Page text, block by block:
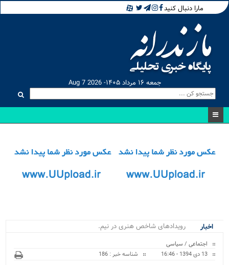
مارا دنبال کنید
جمعه ۱۶ مرداد ۱۴۰۵- Aug 7 2026
اخبار
رویدادهای شاخص هنری در نیمه نخست ۱.
اجتماعی / سیاسی
13 دی 1394 - 16:46
شناسه خبر : 186